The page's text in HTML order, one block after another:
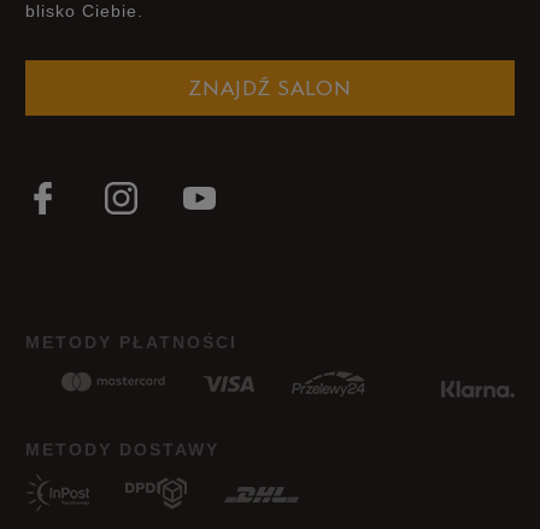
blisko Ciebie.
ZNAJDŹ SALON
METODY PŁATNOŚCI
METODY DOSTAWY